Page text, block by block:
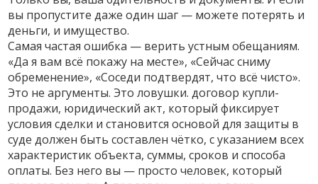
вы пропустите даже один шаг — можете потерять и
деньги, и имущество.
Самая частая ошибка — верить устным обещаниям.
«Да я вам всё покажу на месте», «Сейчас сниму
обременение», «Соседи подтвердят, что всё чисто».
Это не аргументы. Это ловушки.договор купли-
продажи, юридический акт, который фиксирует
условия сделки и становится основой для защиты в
суде должен быть составлен чётко, с указанием всех
характеристик объекта, суммы, сроков и способа
оплаты. Без него вы — просто человек, который